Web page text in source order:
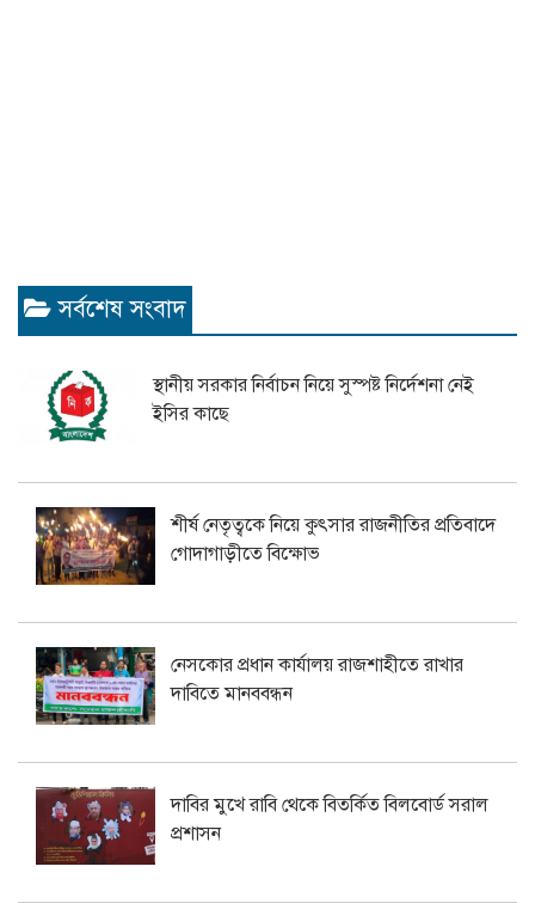
সর্বশেষ সংবাদ
স্থানীয় সরকার নির্বাচন নিয়ে সুস্পষ্ট নির্দেশনা নেই
ইসির কাছে
শীর্ষ নেতৃত্বকে নিয়ে কুৎসার রাজনীতির প্রতিবাদে
গোদাগাড়ীতে বিক্ষোভ
নেসকোর প্রধান কার্যালয় রাজশাহীতে রাখার
দাবিতে মানববন্ধন
দাবির মুখে রাবি থেকে বিতর্কিত বিলবোর্ড সরাল
প্রশাসন